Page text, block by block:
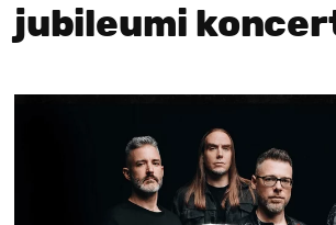
jubileumi